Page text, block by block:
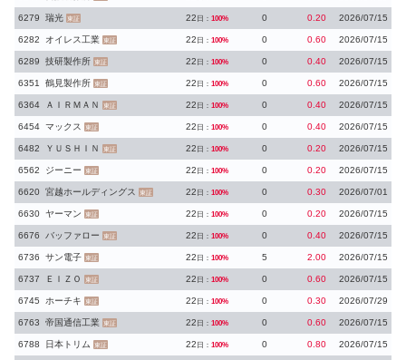
6279 瑞光 東証 22 日： 100% 0 0.20 2026/07/15
6282 オイレス工業 東証 22 日： 100% 0 0.60 2026/07/15
6289 技研製作所 東証 22 日： 100% 0 0.40 2026/07/15
6351 鶴見製作所 東証 22 日： 100% 0 0.60 2026/07/15
6364 ＡＩＲＭＡＮ 東証 22 日： 100% 0 0.40 2026/07/15
6454 マックス 東証 22 日： 100% 0 0.40 2026/07/15
6482 ＹＵＳＨＩＮ 東証 22 日： 100% 0 0.20 2026/07/15
6562 ジーニー 東証 22 日： 100% 0 0.20 2026/07/15
6620 宮越ホールディングス 東証 22 日： 100% 0 0.30 2026/07/01
6630 ヤーマン 東証 22 日： 100% 0 0.20 2026/07/15
6676 バッファロー 東証 22 日： 100% 0 0.40 2026/07/15
6736 サン電子 東証 22 日： 100% 5 2.00 2026/07/15
6737 ＥＩＺＯ 東証 22 日： 100% 0 0.60 2026/07/15
6745 ホーチキ 東証 22 日： 100% 0 0.30 2026/07/29
6763 帝国通信工業 東証 22 日： 100% 0 0.60 2026/07/15
6788 日本トリム 東証 22 日： 100% 0 0.80 2026/07/15